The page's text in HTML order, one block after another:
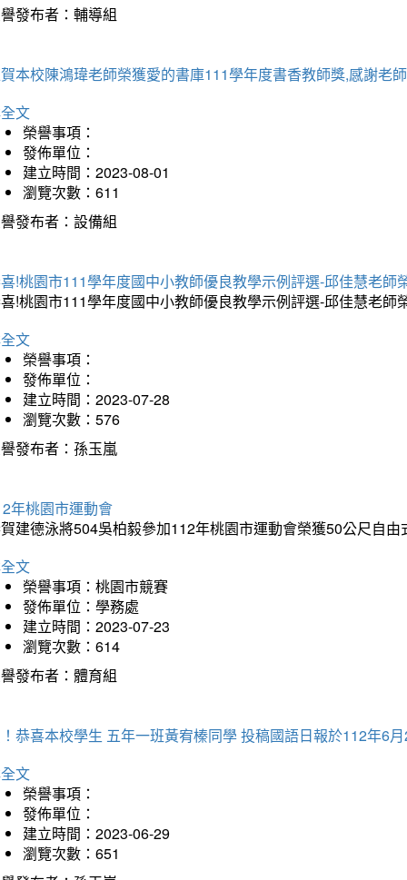
發布者：輔導組
本校陳鴻瑋老師榮獲愛的書庫111學年度書香教師獎,感謝老
文
榮譽事項：
發佈單位：
建立時間：2023-08-01
瀏覽次數：611
發布者：設備組
!桃園市111學年度國中小教師優良教學示例評選-邱佳慧老師
!桃園市111學年度國中小教師優良教學示例評選-邱佳慧老師
文
榮譽事項：
發佈單位：
建立時間：2023-07-28
瀏覽次數：576
發布者：孫玉嵐
年桃園市運動會
建德泳將504吳柏毅參加112年桃園市運動會榮獲50公尺自
文
榮譽事項：桃園市競賽
發佈單位：學務處
建立時間：2023-07-23
瀏覽次數：614
發布者：體育組
恭喜本校學生 五年一班黃宥榛同學 投稿國語日報於112年6
文
榮譽事項：
發佈單位：
建立時間：2023-06-29
瀏覽次數：651